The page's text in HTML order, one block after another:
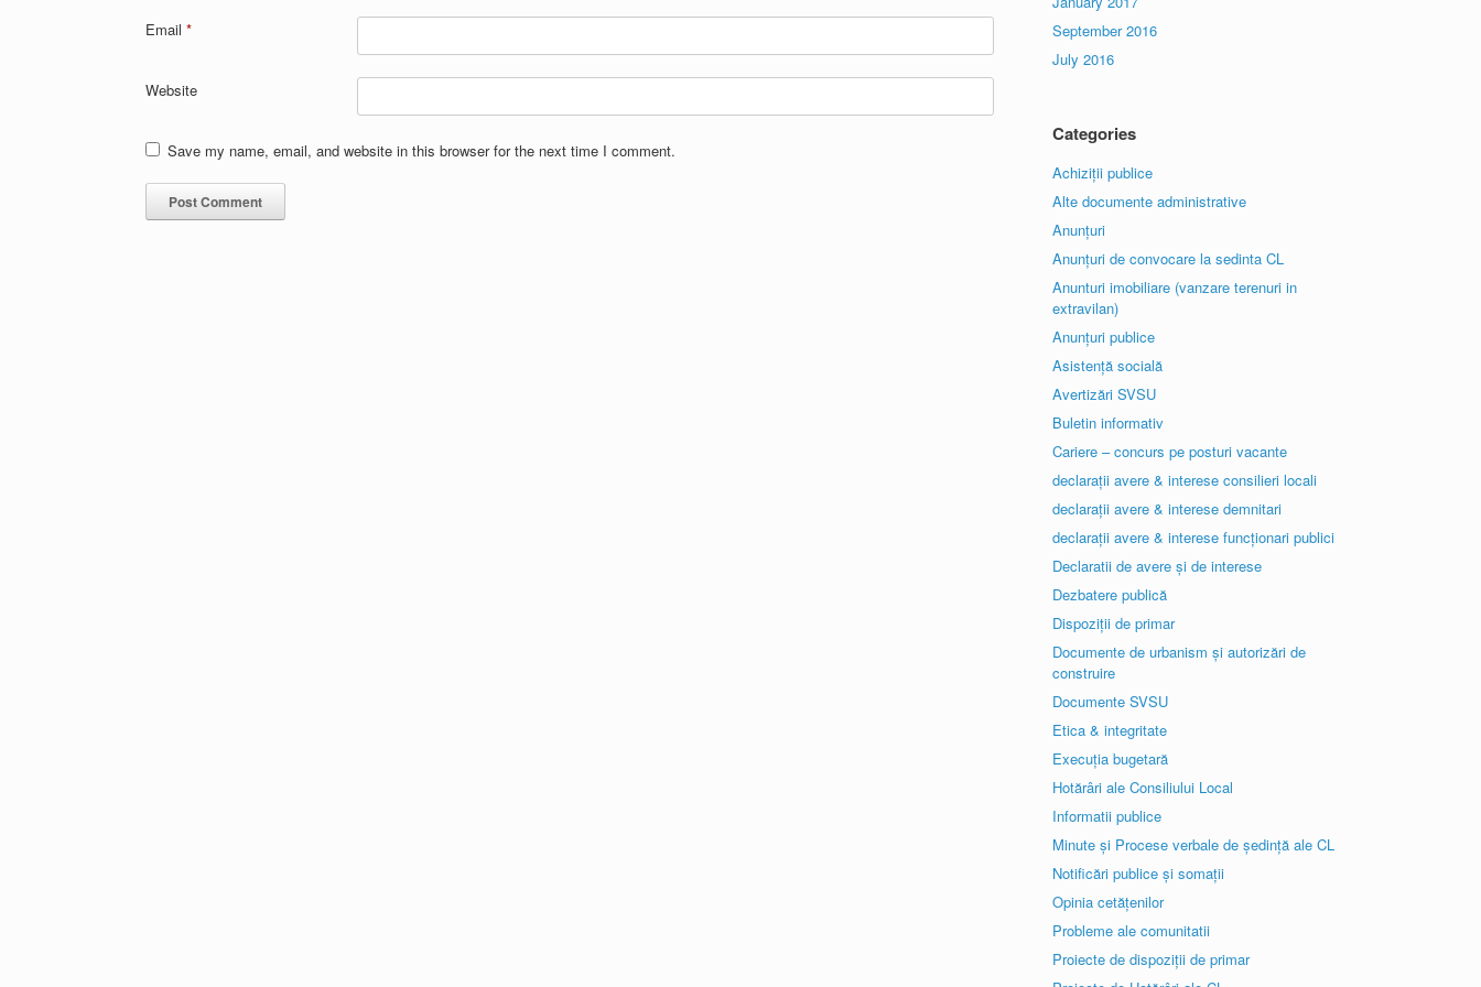
Email *
Website
Save my name, email, and website in this browser for the next time I comment.
September 2016
July 2016
Categories
Achiziții publice
Alte documente administrative
Anunțuri
Anunțuri de convocare la sedinta CL
Anunturi imobiliare (vanzare terenuri in
extravilan)
Anunțuri publice
Asistență socială
Avertizări SVSU
Buletin informativ
Cariere – concurs pe posturi vacante
declarații avere & interese consilieri locali
declarații avere & interese demnitari
declarații avere & interese funcționari publici
Declaratii de avere și de interese
Dezbatere publică
Dispoziții de primar
Documente de urbanism și autorizări de
construire
Documente SVSU
Etica & integritate
Execuția bugetară
Hotărâri ale Consiliului Local
Informatii publice
Minute și Procese verbale de ședință ale CL
Notificări publice și somații
Opinia cetățenilor
Probleme ale comunitatii
Proiecte de dispoziții de primar